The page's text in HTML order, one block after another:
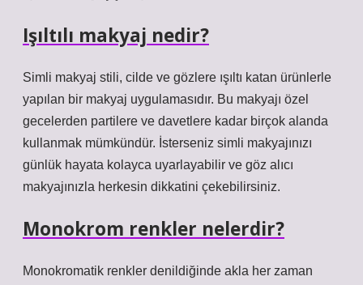
Işıltılı makyaj nedir?
Simli makyaj stili, cilde ve gözlere ışıltı katan ürünlerle
yapılan bir makyaj uygulamasıdır. Bu makyajı özel
gecelerden partilere ve davetlere kadar birçok alanda
kullanmak mümkündür. İsterseniz simli makyajınızı
günlük hayata kolayca uyarlayabilir ve göz alıcı
makyajınızla herkesin dikkatini çekebilirsiniz.
Monokrom renkler nelerdir?
Monokromatik renkler denildiğinde akla her zaman